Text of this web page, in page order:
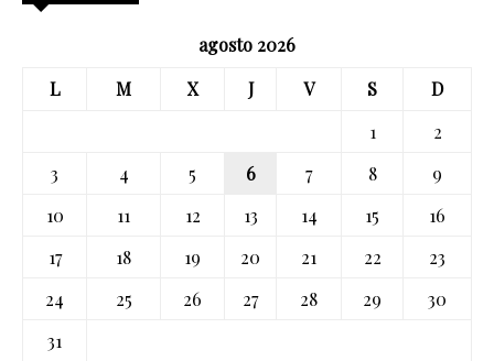
agosto 2026
L
M X J V S
D
1
2
3
4 5 6 7 8
9
10
11 12 13 14 15
16
17
18 19 20 21 22
23
24
25 26 27 28 29
30
31